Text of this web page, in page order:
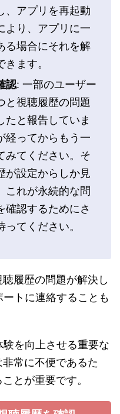
、アプリを再起動
より、アプリに一
る場合にそれを解
ます。
認: 一部のユーザー
と視聴履歴の問題
たと報告していま
経ってからもう一
みてください。そ
が設定からしか見
これが永続的な問
確認するためにさ
ってください。
履歴の問題が解決し
トに連絡することも
を向上させる重要な
常に不便であるた
とが重要です。